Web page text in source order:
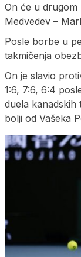
On će u drugom
Medvedev –
Posle borbe u
takmičenja
On je slavio
1:6, 7:6, 6:4
duela kanadskih
bolji od Vašeka